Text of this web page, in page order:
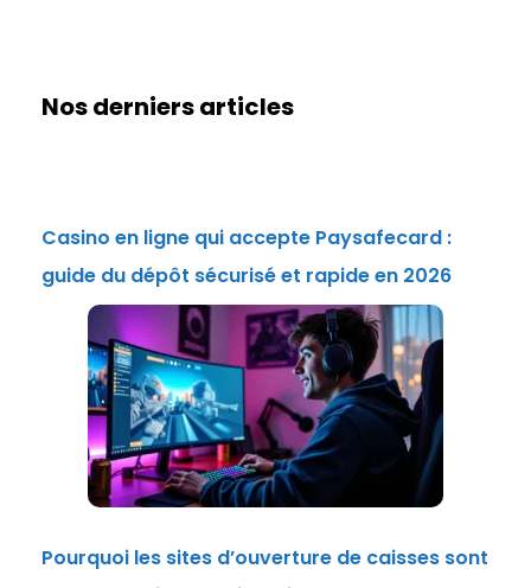
Nos derniers articles
Casino en ligne qui accepte Paysafecard :
guide du dépôt sécurisé et rapide en 2026
Pourquoi les sites d’ouverture de caisses sont